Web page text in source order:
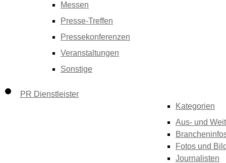
Messen
Presse-Treffen
Pressekonferenzen
Veranstaltungen
Sonstige
PR Dienstleister
Kategorien
Aus- und
Fotos und
Journalisten